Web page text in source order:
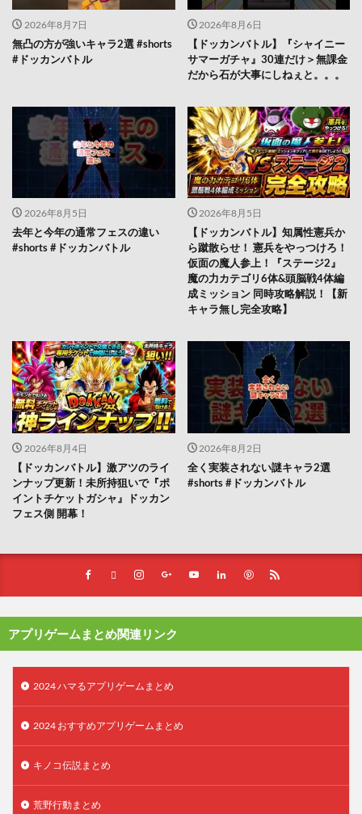
2026年8月7日
無凸の方が強いキャラ2選 #shorts
#ドッカンバトル
2026年8月6日
【ドッカンバトル】『シャイニー
サマーガチャ』30連だけ＞無課金
だから石が大事にしねぇと。。。
2026年8月5日
去年と今年の通常フェスの違い
#shorts #ドッカンバトル
2026年8月5日
【ドッカンバトル】知属性憲兵か
ら蹴散らせ！ 憲兵をやっつけろ！
仮面の魔人参上！『ステージ2』
魔の力カテゴリ6体&頭脳戦4体編
成ミッション 同時攻略解説！【新
キャラ無し完全攻略】
2026年8月4日
【ドッカンバトル】激アツのライ
ンナップ更新！未所持狙いで『ポ
イントチケットガシャ』ドッカン
フェス側 開幕！
2026年8月2日
全く実装されない謎キャラ2選
#shorts #ドッカンバトル
アプリゲームまとめ関連リンク
2024 ハマるアプリゲームまとめ
2024 おすすめアプリゲームまとめ
キノコ伝説まとめ
荒野行動まとめ